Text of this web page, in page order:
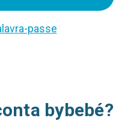
passe
bybebé?